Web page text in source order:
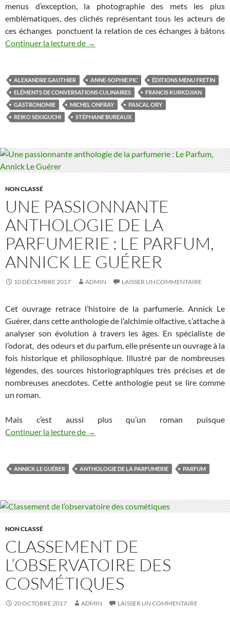
menus d’exception, la photographie des mets les plus
emblématiques, des clichés représentant tous les acteurs de
ces échanges ponctuent la relation de ces échanges à bâtons
Continuer la lecture de Conversations d’Anne-Sophie Pic
→
ALEXANDRE GAUTHIER ANNE-SOPHIE PIC
ÉDITIONS MENU FRETIN
ELÉMENTS DE CONVERSATIONS CULINAIRES
FRANCIS KURKDJIAN
GASTRONOMIE
MICHEL ONFRAY
PASCAL ORY
REIKO SEKIGUCHI
STÉPHANE BUREAUX
NON CLASSÉ
UNE PASSIONNANTE
ANTHOLOGIE DE LA
PARFUMERIE : LE PARFUM,
ANNICK LE GUÉRER
10 DÉCEMBRE 2017 ADMIN LAISSER UN COMMENTAIRE
Cet ouvrage retrace l’histoire de la parfumerie. Annick Le
Guérer, dans cette anthologie de l’alchimie olfactive, s’attache à
analyser son évolution à travers les âges. En spécialiste de
l’odorat, des odeurs et du parfum, elle présente un ouvrage à la
fois historique et philosophique. Illustré par de nombreuses
légendes, des sources historiographiques très précises et de
nombreuses anecdotes. Cette anthologie peut se lire comme
un roman.
Mais c’est aussi plus qu’un roman puisque
Continuer la lecture de Une passionnante anthologie de la
→
ANNICK LE GUÉRER ANTHOLOGIE DE LA PARFUMERIE PARFUM
NON CLASSÉ
CLASSEMENT DE
L’OBSERVATOIRE DES
COSMÉTIQUES
20 OCTOBRE 2017 ADMIN LAISSER UN COMMENTAIRE